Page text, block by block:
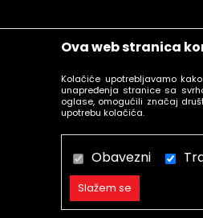
Ova web stranica
Kolačiće upotrebljavamo
unapređenja stranice sa
oglase, omogućili značaj
upotrebu kolačića.
Obavezni
Slažem se